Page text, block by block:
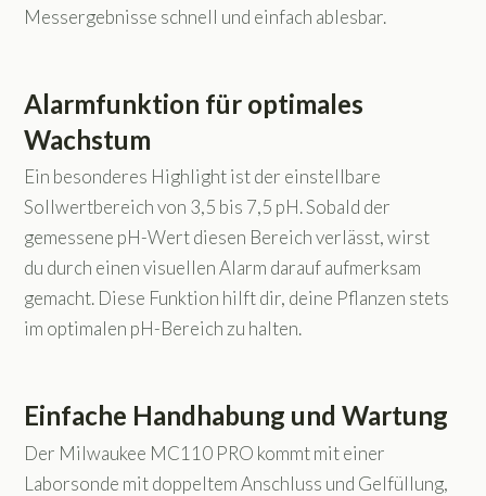
Messergebnisse schnell und einfach ablesbar.
Alarmfunktion für optimales
Wachstum
Ein besonderes Highlight ist der einstellbare
Sollwertbereich von 3,5 bis 7,5 pH. Sobald der
gemessene pH-Wert diesen Bereich verlässt, wirst
du durch einen visuellen Alarm darauf aufmerksam
gemacht. Diese Funktion hilft dir, deine Pflanzen stets
im optimalen pH-Bereich zu halten.
Einfache Handhabung und Wartung
Der Milwaukee MC110 PRO kommt mit einer
Laborsonde mit doppeltem Anschluss und Gelfüllung,